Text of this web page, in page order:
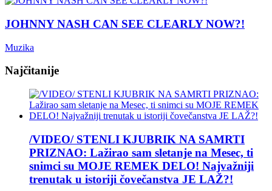
JOHNNY NASH CAN SEE CLEARLY NOW?!
Muzika
Najčitanije
/VIDEO/ STENLI KJUBRIK NA SAMRTI
PRIZNAO: Lažirao sam sletanje na Mesec, ti
snimci su MOJE REMEK DELO! Najvažniji
trenutak u istoriji čovečanstva JE LAŽ?!